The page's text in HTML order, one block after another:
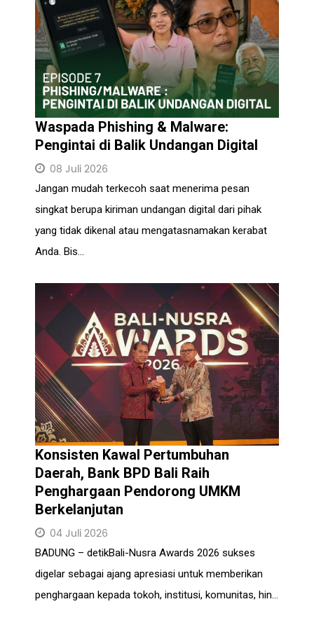
Waspada Phishing & Malware:
Pengintai di Balik Undangan Digital
08 Juli 2026
Jangan mudah terkecoh saat menerima pesan
singkat berupa kiriman undangan digital dari pihak
yang tidak dikenal atau mengatasnamakan kerabat
Anda. Bis...
Konsisten Kawal Pertumbuhan
Daerah, Bank BPD Bali Raih
Penghargaan Pendorong UMKM
Berkelanjutan
04 Juli 2026
BADUNG – detikBali-Nusra Awards 2026 sukses
digelar sebagai ajang apresiasi untuk memberikan
penghargaan kepada tokoh, institusi, komunitas, hin...